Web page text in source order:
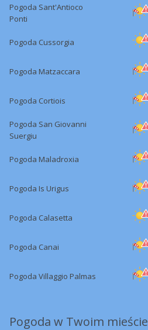
Pogoda Sant'Antioco
Ponti
Pogoda Cussorgia
Pogoda Matzaccara
Pogoda Cortiois
Pogoda San Giovanni
Suergiu
Pogoda Maladroxia
Pogoda Is Urigus
Pogoda Calasetta
Pogoda Canai
Pogoda Villaggio Palmas
Pogoda w Twoim mieście